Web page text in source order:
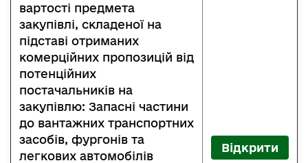
вартості предмета
закупівлі, складеної на
підставі отриманих
комерційних пропозицій від
потенційних
постачальників на
закупівлю: Запасні частини
до вантажних транспортних
засобів, фургонів та
легкових автомобілів
Відкрити